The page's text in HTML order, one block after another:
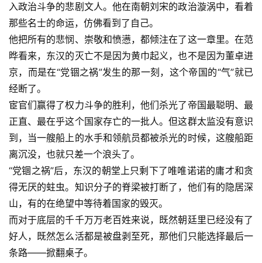
入政治斗争的悲剧文人。他在南朝刘宋的政治漩涡中，看着
那些名士的命运，仿佛看到了自己。
他把所有的悲悯、崇敬和愤懑，都倾注在了这一章里。在范
晔看来，东汉的灭亡不是因为黄巾起义，也不是因为董卓进
京，而是在“党锢之祸”发生的那一刻，这个帝国的“气”就已
经断了。
宦官们赢得了权力斗争的胜利，他们杀光了帝国最聪明、最
正直、最在乎这个国家存亡的一批人。但这群太监没有意识
到，当一艘船上的水手和领航员都被杀光的时候，这艘船距
离沉没，也就只差一个浪头了。
“党锢之祸”后，东汉的朝堂上只剩下了唯唯诺诺的庸才和贪
得无厌的蛀虫。知识分子的脊梁被打断了，他们有的隐居深
山，有的在绝望中等待着国家的毁灭。
而对于底层的千千万万老百姓来说，既然朝廷里已经没有了
好人，既然怎么活都是被盘剥至死，那他们只能选择最后一
条路——掀翻桌子。